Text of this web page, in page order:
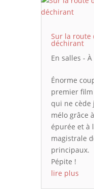
Sur la route
déchirant
En salles -
Énorme
premier
qui ne cède
mélo grâce
épurée et à
magistrale
principaux.
Pépite !
lire plus